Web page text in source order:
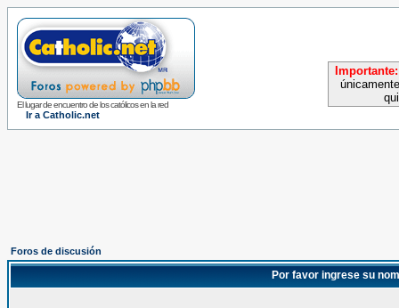
El lugar de encuentro de los católicos en la red
Ir a Catholic.net
Importante:
Foros de discusión
Por favor ingrese su